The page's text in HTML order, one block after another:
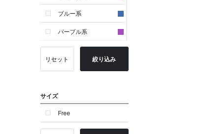
ブルー系
パープル系
イエロー系
オレンジ系
シルバー系
リセット 絞り込み
サイズ
Free